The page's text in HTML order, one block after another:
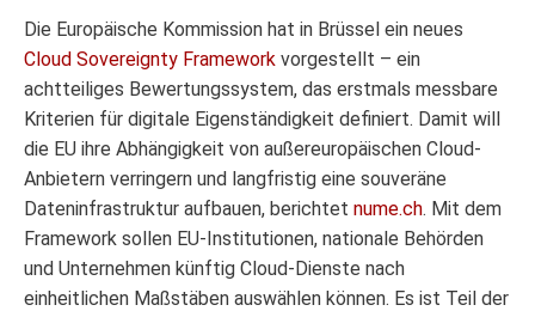
Die Europäische Kommission hat in Brüssel ein neues
Cloud Sovereignty Framework vorgestellt – ein
achtteiliges Bewertungssystem, das erstmals messbare
Kriterien für digitale Eigenständigkeit definiert. Damit will
die EU ihre Abhängigkeit von außereuropäischen Cloud-
Anbietern verringern und langfristig eine souveräne
Dateninfrastruktur aufbauen, berichtet nume.ch. Mit dem
Framework sollen EU-Institutionen, nationale Behörden
und Unternehmen künftig Cloud-Dienste nach
einheitlichen Maßstäben auswählen können. Es ist Teil der